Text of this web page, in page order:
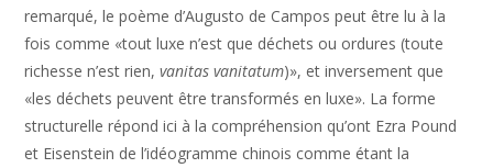
remarqué, le poème d’Augusto de Campos peut être lu à la
fois comme «tout luxe n’est que déchets ou ordures (toute
richesse n’est rien,vanitas vanitatum)», et inversement que
«les déchets peuvent être transformés en luxe». La forme
structurelle répond ici à la compréhension qu’ont Ezra Pound
et Eisenstein de l’idéogramme chinois comme étant la